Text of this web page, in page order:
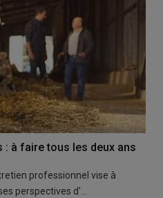
à faire tous les deux ans
professionnel vise à
perspectives d'…